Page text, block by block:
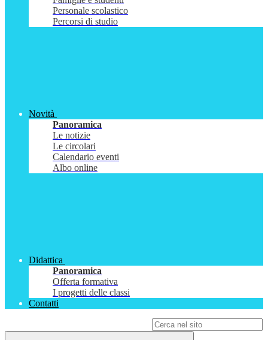
Personale scolastico
Percorsi di studio
Novità
Panoramica
Le notizie
Le circolari
Calendario eventi
Albo online
Didattica
Panoramica
Offerta formativa
I progetti delle classi
Contatti